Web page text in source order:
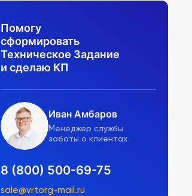
Помогу
сформировать
Техническое Задание
и сделаю КП
Иван Амбаров
Менеджер службы
заботы о клиентах
8 (800) 500-69-75
sale@vrtorg-mail.ru